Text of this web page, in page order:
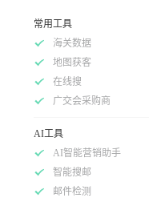
常用工具
海关数据
地图获客
在线搜
广交会采购商
AI工具
AI智能营销助手
智能搜邮
邮件检测